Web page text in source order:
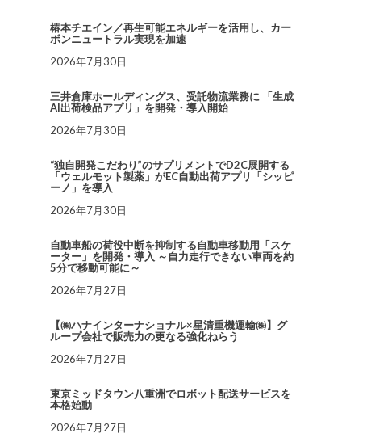
椿本チエイン／再生可能エネルギーを活用し、カー
ボンニュートラル実現を加速
2026年7月30日
三井倉庫ホールディングス、受託物流業務に 「生成
AI出荷検品アプリ」を開発・導入開始
2026年7月30日
“独自開発こだわり”のサプリメントでD2C展開する
「ウェルモット製薬」がEC自動出荷アプリ「シッピ
ーノ」を導入
2026年7月30日
自動車船の荷役中断を抑制する自動車移動用「スケ
ーター」を開発・導入 ～自力走行できない車両を約
5分で移動可能に～
2026年7月27日
【㈱ハナインターナショナル×星清重機運輸㈱】グ
ループ会社で販売力の更なる強化ねらう
2026年7月27日
東京ミッドタウン八重洲でロボット配送サービスを
本格始動
2026年7月27日